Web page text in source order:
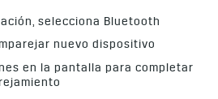
selecciona Bluetooth
nuevo dispositivo
en la pantalla para completar